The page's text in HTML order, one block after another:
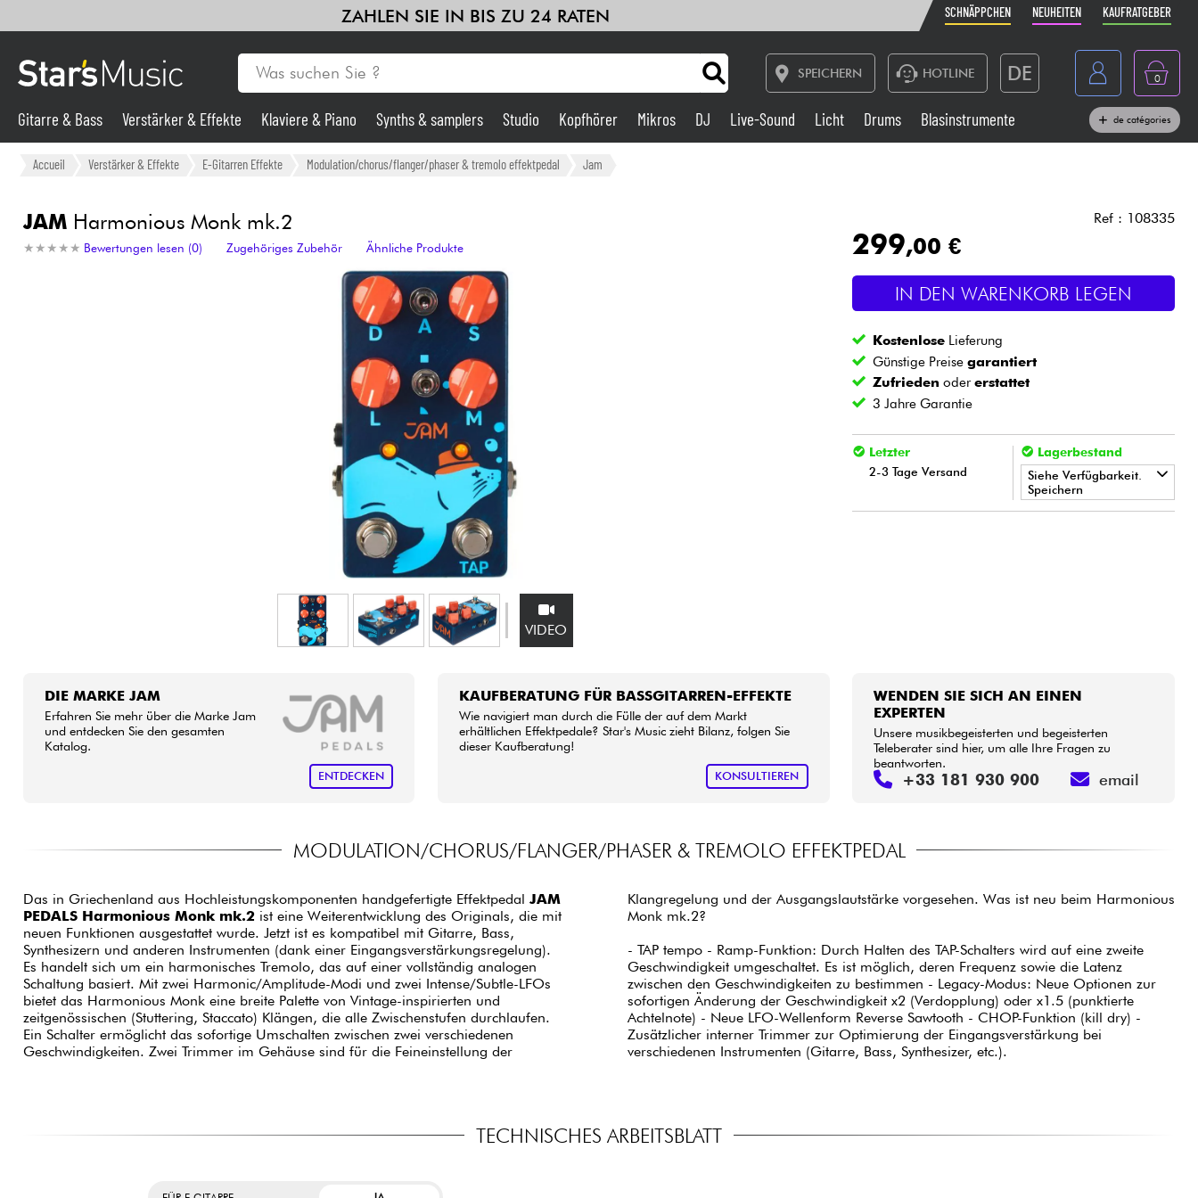
ZAHLEN SIE IN BIS ZU 24 RATEN SCHNÄPPCHEN NEUHEITEN KAUFRATGEBER
SPEICHERN HOTLINE DE
Belgique
Nederland
0
Gitarre & Bass Verstärker & Effekte
Synths & samplers
Live-Sound
Drums Blasinstrumente
Kinder Kabel & Zubehöre
Bundle
Gitarre & Bass Verstärker & Effekte Klaviere & Piano Synths & samplers Studio Kopfhörer Mikros DJ Live-Sound Licht Drums Blasinstrumente de catégories
Accueil Verstärker & Effekte E-Gitarren Effekte Modulation/chorus/flanger/phaser & tremolo effektpedal Jam
JAMHarmonious Monk mk.2
★ ★ ★ ★ ★
★ ★ ★ ★ ★ Bewertungen lesen (0) Zugehöriges Zubehör Ähnliche Produkte
VIDEO
Ref : 108335
299,00 €
IN DEN WARENKORB LEGEN
Kostenlose Lieferung
Günstige Preisegarantiert
Zufrieden odererstattet
3 Jahre Garantie
Letzter
2-3 Tage Versand
Lagerbestand
Siehe Verfügbarkeit.
Speichern
DIE MARKE JAM
Erfahren Sie mehr über die Marke Jam
und entdecken Sie den gesamten
Katalog.
ENTDECKEN
KAUFBERATUNG FÜR BASSGITARREN-EFFEKTE
Wie navigiert man durch die Fülle der auf dem Markt
erhältlichen Effektpedale? Star's Music zieht Bilanz, folgen Sie
dieser Kaufberatung!
KONSULTIEREN
WENDEN SIE SICH AN EINEN
EXPERTEN
Unsere musikbegeisterten und begeisterten
Teleberater sind hier, um alle Ihre Fragen zu
beantworten.
+33 181 930 900 email
MODULATION/CHORUS/FLANGER/PHASER & TREMOLO EFFEKTPEDAL
Das in Griechenland aus Hochleistungskomponenten handgefertigte Effektpedal JAM
PEDALS Harmonious Monk mk.2ist eine Weiterentwicklung des Originals, die mit
neuen Funktionen ausgestattet wurde. Jetzt ist es kompatibel mit Gitarre, Bass,
Synthesizern und anderen Instrumenten (dank einer Eingangsverstärkungsregelung).
Es handelt sich um ein harmonisches Tremolo, das auf einer vollständig analogen
Schaltung basiert. Mit zwei Harmonic/Amplitude-Modi und zwei Intense/Subtle-LFOs
bietet das Harmonious Monk eine breite Palette von Vintage-inspirierten und
zeitgenössischen (Stuttering, Staccato) Klängen, die alle Zwischenstufen durchlaufen.
Ein Schalter ermöglicht das sofortige Umschalten zwischen zwei verschiedenen
Geschwindigkeiten. Zwei Trimmer im Gehäuse sind für die Feineinstellung der
Klangregelung und der Ausgangslautstärke vorgesehen. Was ist neu beim Harmonious
Monk mk.2?
- TAP tempo - Ramp-Funktion: Durch Halten des TAP-Schalters wird auf eine zweite
Geschwindigkeit umgeschaltet. Es ist möglich, deren Frequenz sowie die Latenz
zwischen den Geschwindigkeiten zu bestimmen - Legacy-Modus: Neue Optionen zur
sofortigen Änderung der Geschwindigkeit x2 (Verdopplung) oder x1.5 (punktierte
Achtelnote) - Neue LFO-Wellenform Reverse Sawtooth - CHOP-Funktion (kill dry) -
Zusätzlicher interner Trimmer zur Optimierung der Eingangsverstärkung bei
verschiedenen Instrumenten (Gitarre, Bass, Synthesizer, etc.).
TECHNISCHES ARBEITSBLATT